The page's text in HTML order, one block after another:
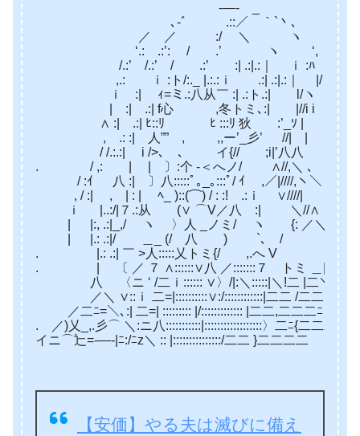
-―- _
､‐゛ .::／ ｀`丶､
／ ／ :/ ＼ ヽ
‘.: .:’: / .’ ヽ ‘,
/.:’ /.:’ / .:’ :| .:|.:｜ ｉ :ﾊ
,.: ｉ :ト/:._ |.:.:ｉ .:| .:|.:｜ |/ ’,
ｉ :| ｨ=ミ.:八从￣ :| .:ト.:| l/ヽ
| :| .:| f心 ,冬トミ､:| |//i i
∧ :| .:| ﾋ::ﾘ ﾋ :::ﾘ 狄 :’_ｿ |
, .: :| 人”” , ,,ー’_彡’ //| |
/ /.:.:| i />､ ､ イ{// ;i|’八八
. / ,: | | 〕:个 ‐＜へノ/ ∧//,＼ ､
/ :ｲ 八 :| 〕八:::::ﾟ｡_｡:::ﾟ/ ｲ ,／|////,ヽ＼
, / :| , | : | ﾍ_ )::(⌒) / : :! .:ｉ ∨////|
ｉ |..:/|７.:从 (∨ ⌒V／八 :| ＼//∧
| |:, .:|_,/ ヽ 〉人 _ノミ/ ヽ {: ／＼{ ､
| |.: .:|/ ＿_ (/ 八 ) `､ / ＞
. |.: .:| ￣ >人:::::乂トミ{/ ,.へ V |＼
. | 〔 ／ ７ ∧::::::∨八 ／:::::::７ トミ ＿| i
八 〈ニ ‘ /二ｉ:::::: ∨〉/|:＼:::::|＼!二 |二＼|
／＼ ∨::ｉ 二=|::::::::::∨:/::::::::::::|二二 /二二＼
／二ﾆ=＼､:| 二=| ::::::::: |/::::::::::::: |二二,二二二ﾆ
. ／)乂_,.彡⌒ ＼:ニ八:::::::::::|::::::::::::::::::〉二ﾆ{二二二二
イニ⌒辷=‐—-|ﾆ:/ﾆz＼ :: |:::::::::::::::/二二 }二二二二
【安価】やる夫は滅びに備え